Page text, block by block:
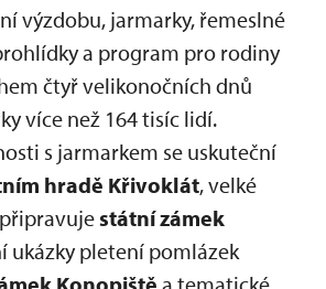
výzdobu, jarmarky, řemeslné
a program pro rodiny
čtyř velikonočních dnů
více než 164 tisíc lidí.
s jarmarkem se uskuteční
hradě Křivoklát, velké
státní zámek
ukázky pletení pomlázek